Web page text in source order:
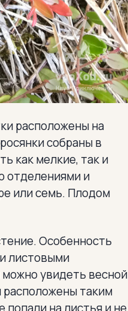
расположены на
собраны в
как мелкие, так и
отделениями и
или семь. Плодом
Особенность
листовыми
увидеть весной
расположены таким